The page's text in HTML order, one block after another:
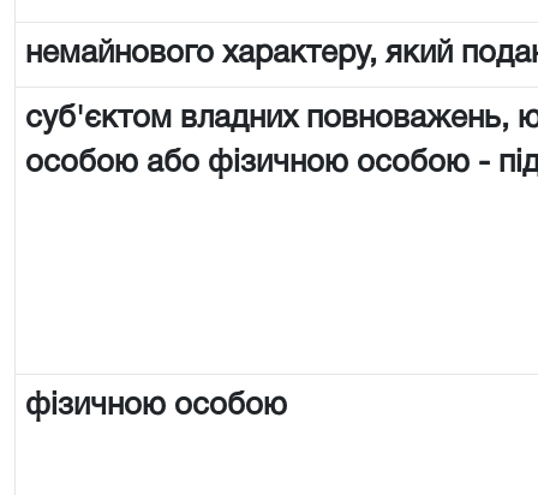
немайнового характеру, який
суб'єктом владних повноважень,
особою або фізичною особою -
фізичною особою